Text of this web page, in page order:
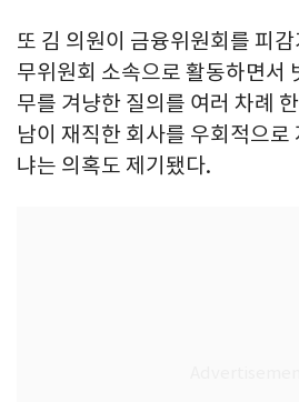
또 김 의원이 금융위원회를 피
무위원회 소속으로 활동하면서
무를 겨냥한 질의를 여러 차례
남이 재직한 회사를 우회적으로
냐는 의혹도 제기됐다.